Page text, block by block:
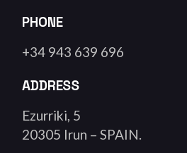
PHONE
+34 943 639 696
ADDRESS
Ezurriki, 5
20305 Irun – SPAIN.